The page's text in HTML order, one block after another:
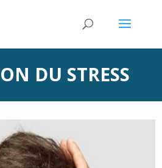
DU STRESS